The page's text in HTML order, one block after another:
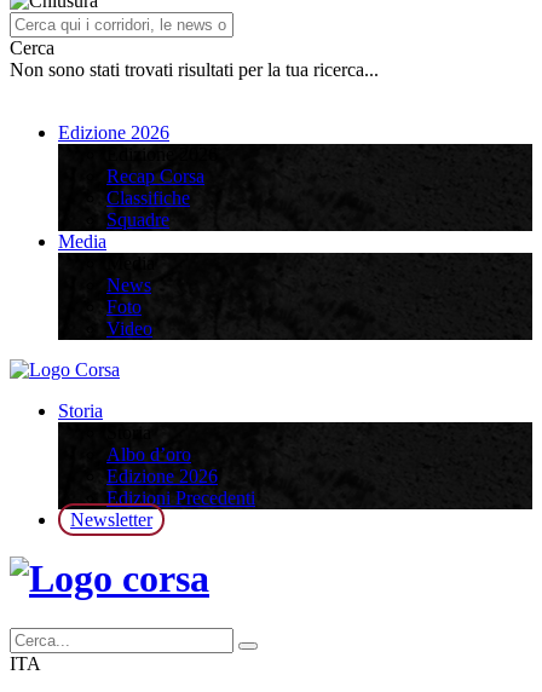
Cerca
Non sono stati trovati risultati per la tua ricerca...
Edizione 2026
Recap Corsa
Classifiche
Squadre
Media
News
Foto
Video
Storia
Albo d’oro
Edizione 2026
Edizioni Precedenti
Newsletter
ITA